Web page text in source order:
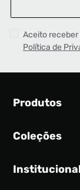
Aceito
Política de
Produtos
Calendário
Tênis
Coleções
Air Jordan 1
Institucional